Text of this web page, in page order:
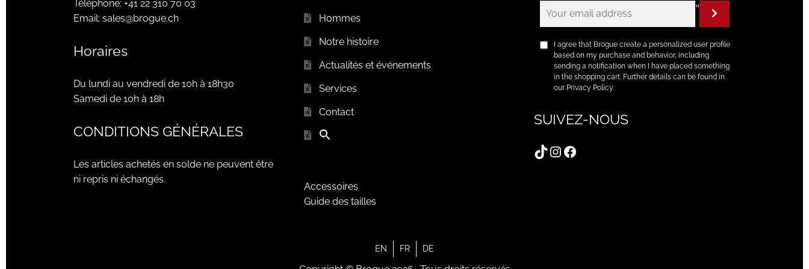
Téléphone: +41 22 310 70 03
Email: sales@brogue.ch
Horaires
Du lundi au vendredi de 10h à 18h30
Samedi de 10h à 18h
CONDITIONS GÉNÉRALES
Les articles achetés en solde ne peuvent être
ni repris ni échangés.
Hommes
Notre histoire
Actualités et événements
Services
Contact
Accessoires
Guide des tailles
"
I agree that Brogue create a personalized user profile
based on my purchase and behavior, including
sending a notification when I have placed something
in the shopping cart. Further details can be found in
our Privacy Policy.
SUIVEZ-NOUS
TikTok
Instagram
Facebook
EN FR DE